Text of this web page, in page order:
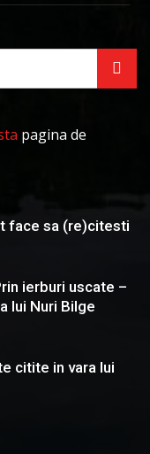
pagina de
face sa (re)citesti
ierburi uscate –
lui Nuri Bilge
citite in vara lui